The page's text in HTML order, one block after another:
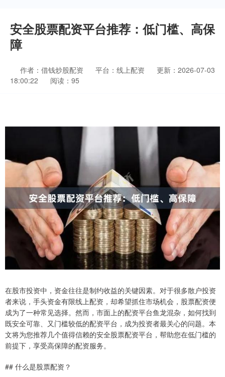
安全股票配资平台推荐：低门槛、高保
障
作者：借钱炒股配资 平台：线上配资
更新：2026-07-03
18:00:22
阅读：95
在股市投资中，资金往往是制约收益的关键因素。对于很多散户投资
者来说，手头资金有限线上配资，却希望抓住市场机会，股票配资便
成为了一种常见选择。然而，市面上的配资平台鱼龙混杂，如何找到
既安全可靠、又门槛较低的配资平台，成为投资者最关心的问题。本
文将为您推荐几个值得信赖的安全股票配资平台，帮助您在低门槛的
前提下，享受高保障的配资服务。
## 什么是股票配资？